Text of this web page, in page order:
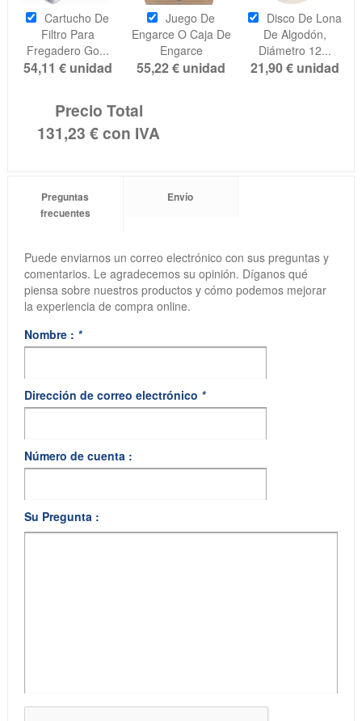
Cartucho De
Filtro Para
Fregadero Go...
54,11 € unidad
Juego De
Engarce O Caja De
Engarce
55,22 € unidad
Disco De Lona
De Algodón,
Diámetro 12...
21,90 € unidad
Precio Total
131,23 €con IVA
Preguntas
frecuentes
Envío
Puede enviarnos un correo electrónico con sus preguntas y
comentarios. Le agradecemos su opinión. Díganos qué
piensa sobre nuestros productos y cómo podemos mejorar
la experiencia de compra online.
Nombre : *
Dirección de correo electrónico *
Número de cuenta :
Su Pregunta :